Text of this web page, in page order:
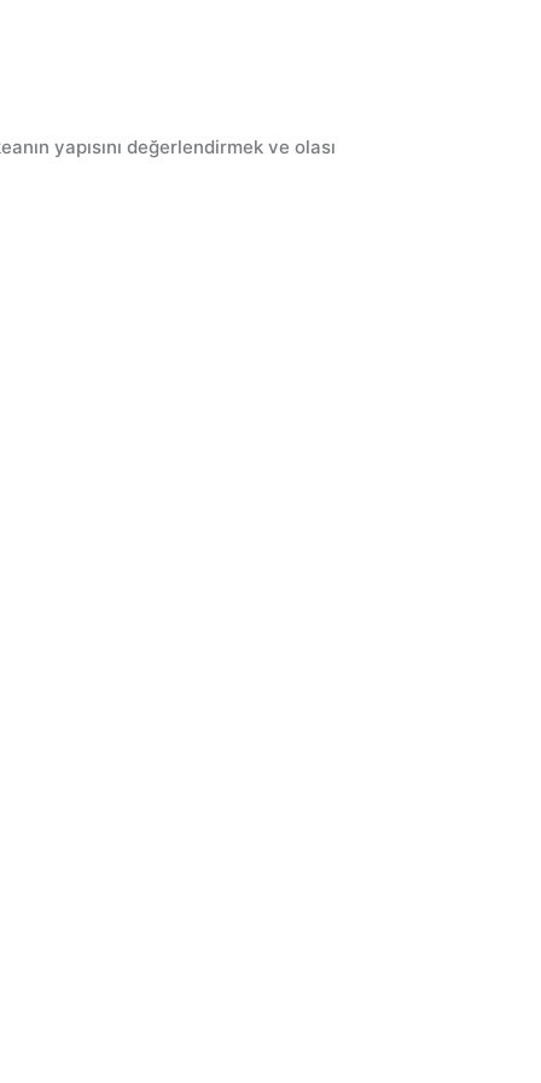
yapısını değerlendirmek ve olası